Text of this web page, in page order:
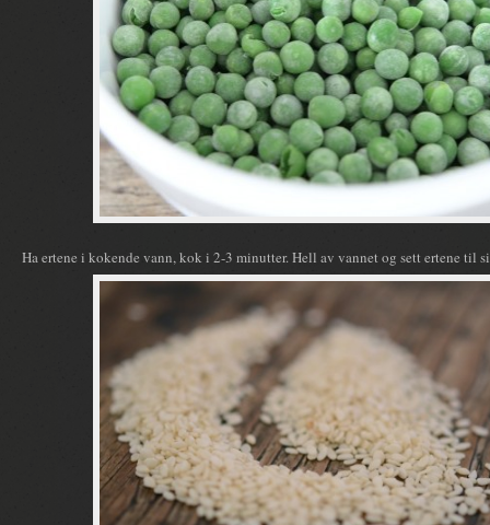
Ha ertene i kokende vann, kok i 2-3 minutter. Hell av vannet og sett ertene til